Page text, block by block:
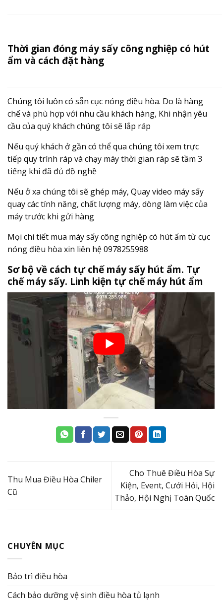
Thời gian đóng máy sấy công nghiệp có hút
ẩm và cách đặt hàng
Chúng tôi luôn có sẵn cục nóng điều hòa. Do là hàng
chế và phù hợp với nhu cầu khách hàng, Khi nhận yêu
cầu của quý khách chúng tôi sẽ lắp ráp
Nếu quý khách ở gần có thể qua chúng tôi xem trực
tiếp quy trình ráp và chạy máy thời gian ráp sẽ tầm 3
tiếng khi đã đủ đồ nghề
Nếu ở xa chúng tôi sẽ ghép máy, Quay video máy sấy
quay các tính năng, chất lượng máy, dòng làm việc của
máy trước khi gửi hàng
Mọi chi tiết mua máy sấy công nghiệp có hút ẩm từ cục
nóng điều hòa xin liên hệ 0978255988
Sơ bộ về cách tự chế máy sấy hút ẩm. Tự
chế máy sấy. Linh kiện tự chế máy hút ẩm
Thu Mua Điều Hòa Chiler
Cũ
Cho Thuê Điều Hòa Sự
Kiện, Event, Cưới Hỏi, Hội
Thảo, Hội Nghị Toàn Quốc
CHUYÊN MỤC
Bảo trì điều hòa
Cách bảo dưỡng vệ sinh điều hòa tủ lạnh